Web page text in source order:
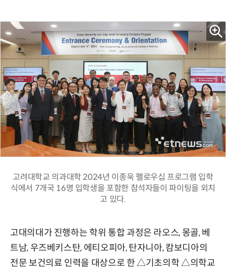
고려대학교 의과대학 2024년 이종욱 펠로우십 프로그램 입학
식에서 7개국 16명 입학생을 포함한 참석자들이 파이팅을 외치
고 있다.
고대의대가 진행하는 학위 통합 과정은 라오스, 몽골, 베
트남, 우즈베키스탄, 에티오피아, 탄자니아, 캄보디아의
전문 보건의료 인력을 대상으로 한 △기초의학 △의학교